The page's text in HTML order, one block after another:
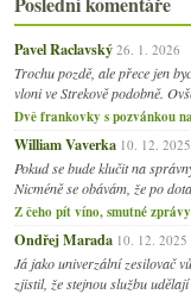
Pavel Raclavský 26. 1. 2026
Trochu pozdě, ale přece jen
vloni ve Strekově podobně.
Dvě frankovky s pozvánkou
William Vaverka 10. 12. 2025
Pokud se bude klučit na
Nicméně se obávám, že po
Z čeho pít víno, smutné
Ondřej Marada 10. 12. 2025
Já jako univerzální zesilovač
zjistil, že stejnou službu